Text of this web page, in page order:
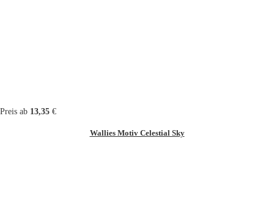
Preis ab 13,35 €
Wallies Motiv Celestial Sky